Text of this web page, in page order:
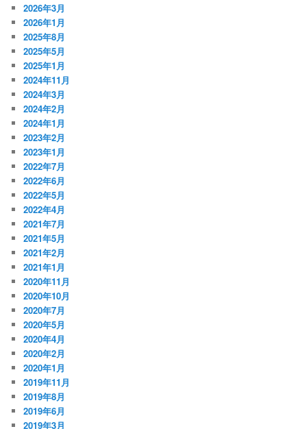
2026年3月
2026年1月
2025年8月
2025年5月
2025年1月
2024年11月
2024年3月
2024年2月
2024年1月
2023年2月
2023年1月
2022年7月
2022年6月
2022年5月
2022年4月
2021年7月
2021年5月
2021年2月
2021年1月
2020年11月
2020年10月
2020年7月
2020年5月
2020年4月
2020年2月
2020年1月
2019年11月
2019年8月
2019年6月
2019年3月